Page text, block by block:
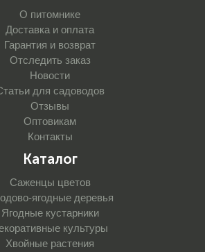
О питомнике
Доставка и оплата
Гарантия и возврат
Отследить заказ
Новости
для садоводов
Отзывы
Оптовикам
Контакты
Каталог
Саженцы цветов
ягодные деревья
Ягодные кустарники
культуры
Хвойные растения